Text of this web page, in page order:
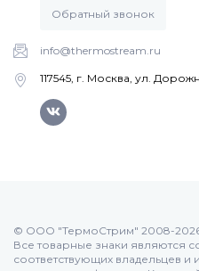
Обратный звонок
info@thermostream.ru
117545, г. Москва, ул.
© ООО "ТермоСтрим" 2008-
Все товарные знаки являются
соответствующих владельцев и